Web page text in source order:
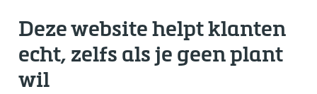
Deze website helpt klanten
echt, zelfs als je geen plant
wil